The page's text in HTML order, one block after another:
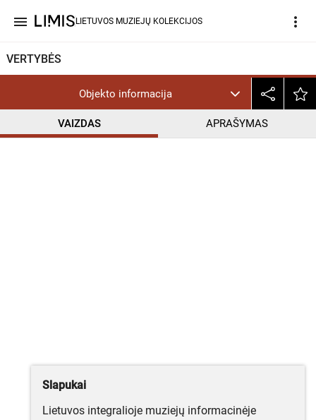
menu LIETUVOS MUZIEJŲ KOLEKCIJOS more_vert
VERTYBĖS
Objekto informacija
VAIZDAS APRAŠYMAS
Slapukai
Lietuvos integralioje muziejų informacinėje